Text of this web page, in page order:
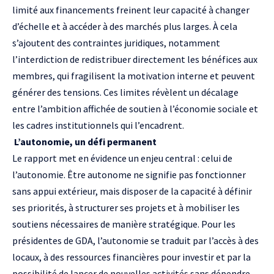
limité aux financements freinent leur capacité à changer
d’échelle et à accéder à des marchés plus larges. À cela
s’ajoutent des contraintes juridiques, notamment
l’interdiction de redistribuer directement les bénéfices aux
membres, qui fragilisent la motivation interne et peuvent
générer des tensions. Ces limites révèlent un décalage
entre l’ambition affichée de soutien à l’économie sociale et
les cadres institutionnels qui l’encadrent.
L’autonomie, un défi permanent
Le rapport met en évidence un enjeu central : celui de
l’autonomie. Être autonome ne signifie pas fonctionner
sans appui extérieur, mais disposer de la capacité à définir
ses priorités, à structurer ses projets et à mobiliser les
soutiens nécessaires de manière stratégique. Pour les
présidentes de GDA, l’autonomie se traduit par l’accès à des
locaux, à des ressources financières pour investir et par la